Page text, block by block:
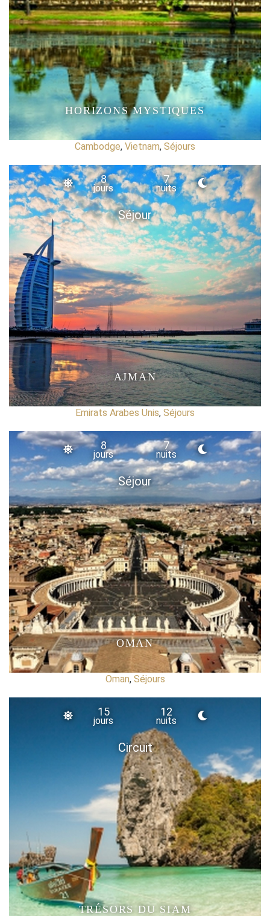
HORIZONS MYSTIQUES
Cambodge, Vietnam, Séjours
Séjour
8
jours
7
nuits
AJMAN
Emirats Arabes Unis, Séjours
Séjour
8
jours
7
nuits
OMAN
Oman, Séjours
Circuit
15
jours
12
nuits
TRÉSORS DU SIAM